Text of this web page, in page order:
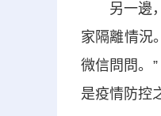
另一邊，
家隔離情況
微信問問。
是疫情防控